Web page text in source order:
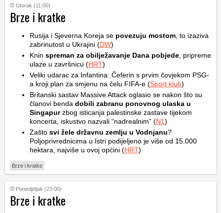
Utorak (11:00)
Brze i kratke
Rusija i Sjeverna Koreja se povezuju mostom , to izaziva
zabrinutost u Ukrajini (DW)
Knin spreman za obilježavanje Dana pobjede , pripreme
ulaze u završnicu (HRT)
Veliki udarac za Infantina: Čeferin s prvim čovjekom PSG-
a kroji plan za smjenu na čelu FIFA-e (Sport klub)
Britanski sastav Massive Attack oglasio se nakon što su
članovi benda dobili zabranu ponovnog ulaska u
Singapurzbog isticanja palestinske zastave tijekom
koncerta, iskustvo nazvali “nadrealnim” (N1)
Zašto svi žele državnu zemlju u Vodnjanu?
Poljoprivrednicima u Istri podijeljeno je više od 15.000
hektara, najviše u ovoj općini (HRT)
Brze i kratke
Ponedjeljak (23:00)
Brze i kratke